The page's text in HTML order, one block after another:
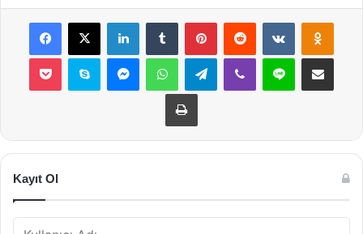
Facebook
X LinkedInTumblr PinterestReddit VKontakte
Pocket Skype MessengerWhatsAppTelegramViber Line E-Posta ile
Yazdır
Kayıt Ol